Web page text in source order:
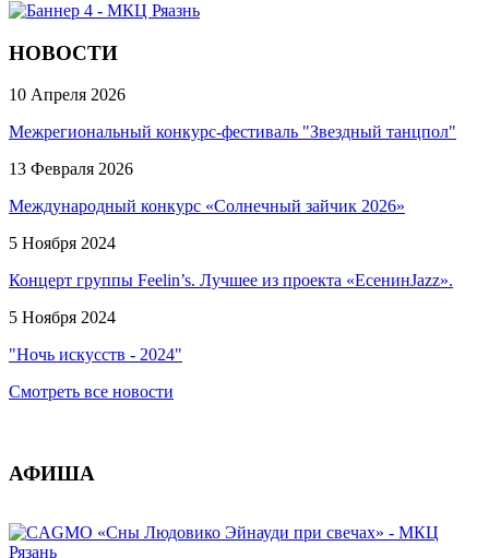
НОВОСТИ
10 Апреля 2026
Межрегиональный конкурс-фестиваль "Звездный танцпол"
13 Февраля 2026
Международный конкурс «Солнечный зайчик 2026»
5 Ноября 2024
Концерт группы Feelin’s. Лучшее из проекта «ЕсенинJazz».
5 Ноября 2024
"Ночь искусств - 2024"
Смотреть все новости
АФИША